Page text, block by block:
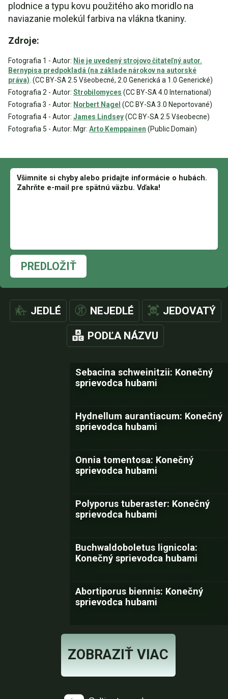
plodnice a typu kovu použitého ako moridlo na
naviazanie molekúl farbiva na vlákna tkaniny.
Zdroje:
Fotografia 1 - Autor: Nie je uvedený strojovo čitateľný autor.
Bernypisa predpokladá (na základe nárokov na autorské
práva) . (CC BY-SA 2.5 Všeobecné, 2.0 Generická a 1.0 Generické)
Fotografia 2 - Autor: Strobilomyces (CC BY-SA 4.0 International)
Fotografia 3 - Autor: Norbert Nagel (CC BY-SA 3.0 Neportované)
Fotografia 4 - Autor: James Lindsey(CC BY-SA 2.5 Všeobecne)
Fotografia 5 - Autor: Mgr: Arto Kemppainen (Public Domain)
PREDLOŽIŤ
JEDLÉ NEJEDLÉ JEDOVATÝ
PODĽA NÁZVU
Sebacina schweinitzii: Konečný
sprievodca hubami
Hydnellum aurantiacum: Konečný
sprievodca hubami
Onnia tomentosa: Konečný
sprievodca hubami
Polyporus tuberaster: Konečný
sprievodca hubami
Buchwaldoboletus lignicola:
Konečný sprievodca hubami
Abortiporus biennis: Konečný
sprievodca hubami
ZOBRAZIŤ VIAC